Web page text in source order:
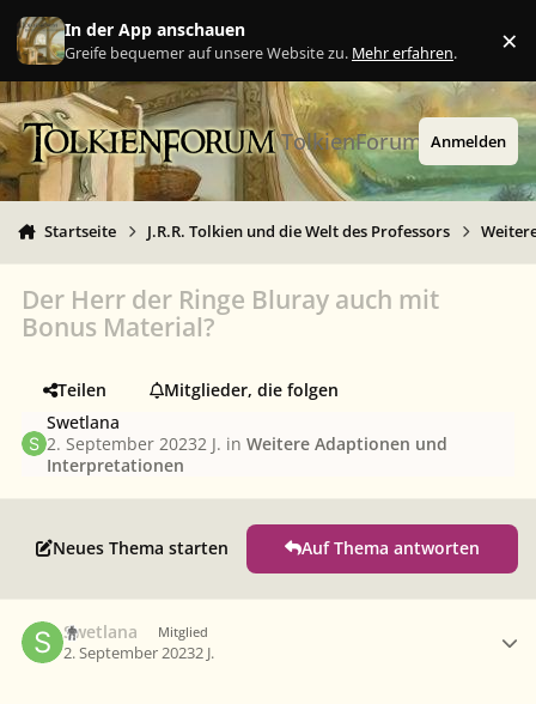
Zu Inhalt springen
In der App anschauen
Greife bequemer auf unsere Website zu. Mehr erfahren. ×
TolkienForum Anmelden
Startseite J.R.R. Tolkien und die Welt des Professors
Der Herr der Ringe Bluray auch mit
Bonus Material?
Teilen
Mitglieder, die folgen
Swetlana
2. September 20232 J. inWeitere Adaptionen und
Interpretationen
Neues Thema starten Auf Thema antworten
Swetlana Mitglied
2. September 20232 J.